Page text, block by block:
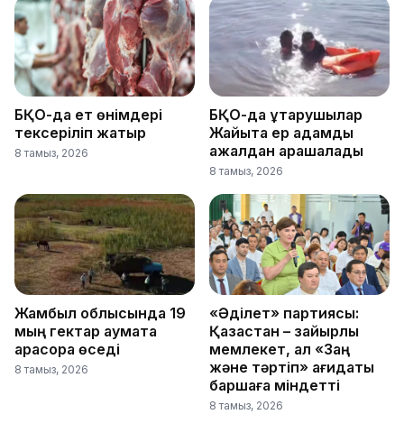
БҚО-да ет өнімдері
тексеріліп жатыр
8 тамыз, 2026
БҚО-да құтқарушылар
Жайықта ер адамды
ажалдан арашалады
8 тамыз, 2026
Жамбыл облысында 19
мың гектар аумақта
қарасора өседі
8 тамыз, 2026
«Әділет» партиясы:
Қазақстан – зайырлы
мемлекет, ал «Заң
және тәртіп» қағидаты
баршаға міндетті
8 тамыз, 2026